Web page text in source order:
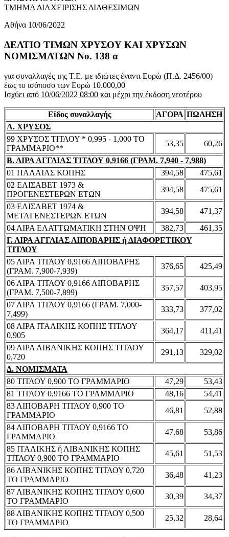
ΤΜΗΜΑ ΔΙΑΧΕΙΡΙΣΗΣ ΔΙΑΘΕΣΙΜΩΝ
Αθήνα 10/06/2022
ΔΕΛΤΙΟ ΤΙΜΩΝ ΧΡΥΣΟΥ ΚΑΙ ΧΡΥΣΩΝ
ΝΟΜΙΣΜΑΤΩΝ No. 138 α
για συναλλαγές της Τ.Ε. με ιδιώτες έναντι Ευρώ (Π.Δ. 2456/00)
έως το ισόποσο των Ευρώ 10.000,00
Ισχύει από 10/06/2022 08:00 και μέχρι την έκδοση νεοτέρου
Είδος συναλλαγής ΑΓΟΡΑ ΠΩΛΗΣΗ
Α. ΧΡΥΣΟΣ
99 ΧΡΥΣΟΣ ΤΙΤΛΟΥ * 0,995 - 1,000 ΤΟ
ΓΡΑΜΜΑΡΙΟ**
53,35
60,26
Β. ΛΙΡΑ ΑΓΓΛΙΑΣ ΤΙΤΛΟΥ 0,9166 (ΓΡΑΜ. 7,940 - 7,988)
01 ΠΑΛΑΙΑΣ ΚΟΠΗΣ
394,58
475,61
02 ΕΛΙΣΑΒΕΤ 1973 &
ΠΡΟΓΕΝΕΣΤΕΡΩΝ ΕΤΩΝ
394,58
475,61
03 ΕΛΙΣΑΒΕΤ 1974 &
ΜΕΤΑΓΕΝΕΣΤΕΡΩΝ ΕΤΩΝ
394,58
471,37
04 ΛΙΡΑ ΕΛΑΤΤΩΜΑΤΙΚΗ ΣΤΗΝ ΟΨΗ
382,73
461,35
Γ. ΛΙΡΑ ΑΓΓΛΙΑΣ ΛΙΠΟΒΑΡΗΣ ή ΔΙΑΦΟΡΕΤΙΚΟΥ
ΤΙΤΛΟΥ
05 ΛΙΡΑ ΤΙΤΛΟΥ 0,9166 ΛΙΠΟΒΑΡΗΣ
(ΓΡΑΜ. 7,900-7,939)
376,65
425,49
06 ΛΙΡΑ ΤΙΤΛΟΥ 0,9166 ΛΙΠΟΒΑΡΗΣ
(ΓΡΑΜ. 7,500-7,899)
357,57
403,95
07 ΛΙΡΑ ΤΙΤΛΟΥ 0,9166 (ΓΡΑΜ. 7,000-
7,499)
333,73
377,02
08 ΛΙΡΑ ΙΤΑΛΙΚΗΣ ΚΟΠΗΣ ΤΙΤΛΟΥ
0,905
364,17
411,41
09 ΛΙΡΑ ΛΙΒΑΝΙΚΗΣ ΚΟΠΗΣ ΤΙΤΛΟΥ
0,720
291,13
329,02
Δ. ΝΟΜΙΣΜΑΤΑ
80 ΤΙΤΛΟΥ 0,900 ΤΟ ΓΡΑΜΜΑΡΙΟ
47,29
53,43
81 ΤΙΤΛΟΥ 0,9166 ΤΟ ΓΡΑΜΜΑΡΙΟ
48,16
54,41
83 ΛΙΠΟΒΑΡΗ ΤΙΤΛΟΥ 0,900 ΤΟ
ΓΡΑΜΜΑΡΙΟ
46,81
52,88
84 ΛΙΠΟΒΑΡΗ ΤΙΤΛΟΥ 0,9166 ΤΟ
ΓΡΑΜΜΑΡΙΟ
47,68
53,86
85 ΙΤΑΛΙΚΗΣ ή ΛΙΒΑΝΙΚΗΣ ΚΟΠΗΣ
ΤΙΤΛΟΥ 0,900 ΤΟ ΓΡΑΜΜΑΡΙΟ
45,61
51,53
86 ΛΙΒΑΝΙΚΗΣ ΚΟΠΗΣ ΤΙΤΛΟΥ 0,720
ΤΟ ΓΡΑΜΜΑΡΙΟ
36,48
41,23
87 ΛΙΒΑΝΙΚΗΣ ΚΟΠΗΣ ΤΙΤΛΟΥ 0,600
ΤΟ ΓΡΑΜΜΑΡΙΟ
30,39
34,37
88 ΛΙΒΑΝΙΚΗΣ ΚΟΠΗΣ ΤΙΤΛΟΥ 0,500
ΤΟ ΓΡΑΜΜΑΡΙΟ
25,32 28,64